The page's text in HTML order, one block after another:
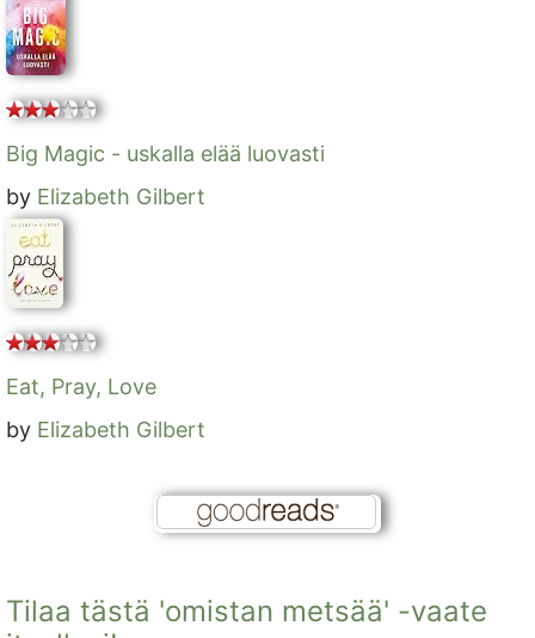
Big Magic - uskalla elää luovasti
by Elizabeth Gilbert
Eat, Pray, Love
by Elizabeth Gilbert
Tilaa tästä 'omistan metsää' -vaate